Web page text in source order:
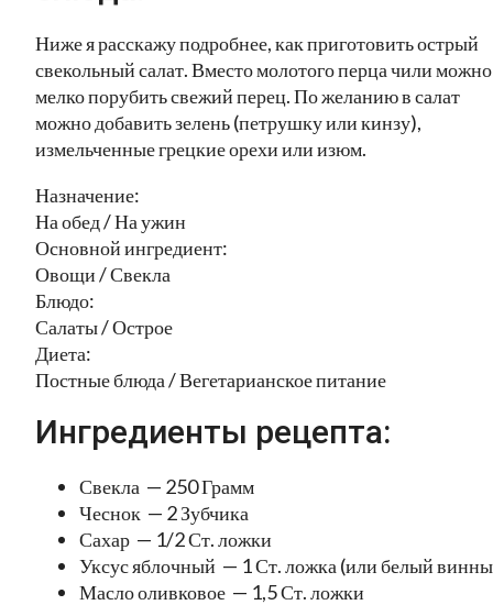
Ниже я расскажу подробнее, как приготовить острый
свекольный салат. Вместо молотого перца чили можно
мелко порубить свежий перец. По желанию в салат
можно добавить зелень (петрушку или кинзу),
измельченные грецкие орехи или изюм.
Назначение:
На обед / На ужин
Основной ингредиент:
Овощи / Свекла
Блюдо:
Салаты / Острое
Диета:
Постные блюда / Вегетарианское питание
Ингредиенты рецепта:
Свекла — 250 Грамм
Чеснок — 2 Зубчика
Сахар — 1/2 Ст. ложки
Уксус яблочный — 1 Ст. ложка (или белый
Масло оливковое — 1,5 Ст. ложки